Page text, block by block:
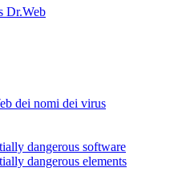
Dr.Web
dei nomi dei virus
dangerous software
dangerous elements